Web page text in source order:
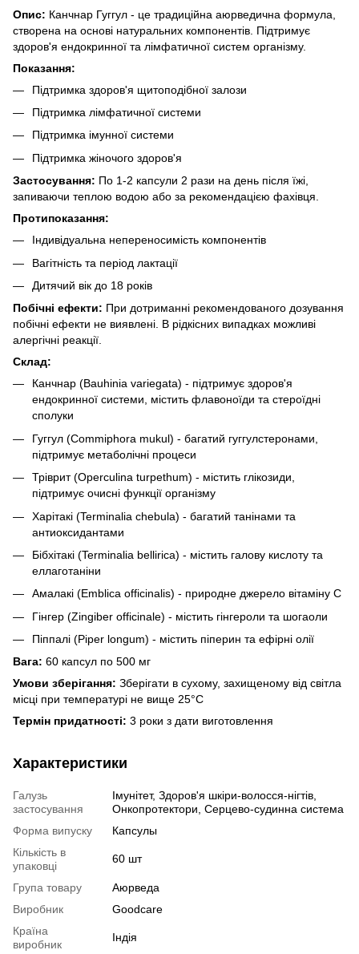
Опис: Канчнар Гуггул - це традиційна аюрведична формула,
створена на основі натуральних компонентів. Підтримує
здоров'я ендокринної та лімфатичної систем організму.
Показання:
Підтримка здоров'я щитоподібної залози
Підтримка лімфатичної системи
Підтримка імунної системи
Підтримка жіночого здоров'я
Застосування: По 1-2 капсули 2 рази на день після їжі,
запиваючи теплою водою або за рекомендацією фахівця.
Протипоказання:
Індивідуальна непереносимість компонентів
Вагітність та період лактації
Дитячий вік до 18 років
Побічні ефекти: При дотриманні рекомендованого дозування
побічні ефекти не виявлені. В рідкісних випадках можливі
алергічні реакції.
Склад:
Канчнар (Bauhinia variegata) - підтримує здоров'я
ендокринної системи, містить флавоноїди та стероїдні
сполуки
Гуггул (Commiphora mukul) - багатий гуггулстеронами,
підтримує метаболічні процеси
Тріврит (Operculina turpethum) - містить глікозиди,
підтримує очисні функції організму
Харітакі (Terminalia chebula) - багатий танінами та
антиоксидантами
Бібхітакі (Terminalia bellirica) - містить галову кислоту та
еллаготаніни
Амалакі (Emblica officinalis) - природне джерело вітаміну С
Гінгер (Zingiber officinale) - містить гінгероли та шогаоли
Піппалі (Piper longum) - містить піперин та ефірні олії
Вага: 60 капсул по 500 мг
Умови зберігання: Зберігати в сухому, захищеному від світла
місці при температурі не вище 25°C
Термін придатності: 3 роки з дати виготовлення
Характеристики
Галузь
застосування
Імунітет, Здоров'я шкіри-волосся-нігтів,
Онкопротектори, Серцево-судинна система
Форма випуску
Капсулы
Кількість в
упаковці
60 шт
Група товару
Аюрведа
Виробник
Goodcare
Країна
виробник
Індія